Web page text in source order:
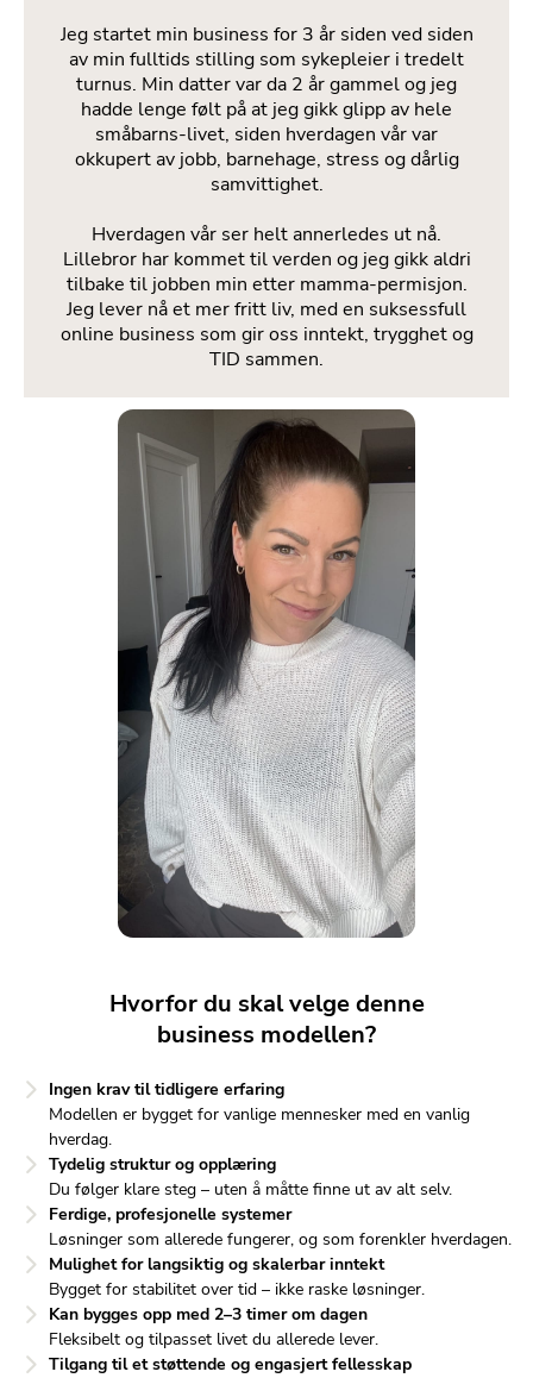
Jeg startet min business for 3 år siden ved siden
av min fulltids stilling som sykepleier i tredelt
turnus. Min datter var da 2 år gammel og jeg
hadde lenge følt på at jeg gikk glipp av hele
småbarns-livet, siden hverdagen vår var
okkupert av jobb, barnehage, stress og dårlig
samvittighet.
Hverdagen vår ser helt annerledes ut nå.
Lillebror har kommet til verden og jeg gikk aldri
tilbake til jobben min etter mamma-permisjon.
Jeg lever nå et mer fritt liv, med en suksessfull
online business som gir oss inntekt, trygghet og
TID sammen.
Hvorfor du skal velge denne
business modellen?
Ingen krav til tidligere erfaring
Modellen er bygget for vanlige mennesker med en vanlig
hverdag.
Tydelig struktur og opplæring
Du følger klare steg – uten å måtte finne ut av alt selv.
Ferdige, profesjonelle systemer
Løsninger som allerede fungerer, og som forenkler hverdagen.
Mulighet for langsiktig og skalerbar inntekt
Bygget for stabilitet over tid – ikke raske løsninger.
Kan bygges opp med 2–3 timer om dagen
Fleksibelt og tilpasset livet du allerede lever.
Tilgang til et støttende og engasjert fellesskap